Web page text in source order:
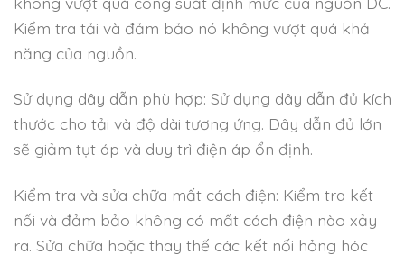
Kiểm tra tải và đảm bảo nó không vượt quá khả
năng của nguồn.
Sử dụng dây dẫn phù hợp: Sử dụng dây dẫn đủ kích
thước cho tải và độ dài tương ứng. Dây dẫn đủ lớn
sẽ giảm tụt áp và duy trì điện áp ổn định.
Kiểm tra và sửa chữa mất cách điện: Kiểm tra kết
nối và đảm bảo không có mất cách điện nào xảy
ra. Sửa chữa hoặc thay thế các kết nối hỏng hóc